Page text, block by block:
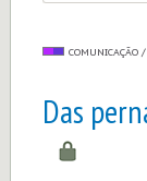
COMUNICAÇÃO
Das